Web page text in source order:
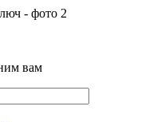
вам